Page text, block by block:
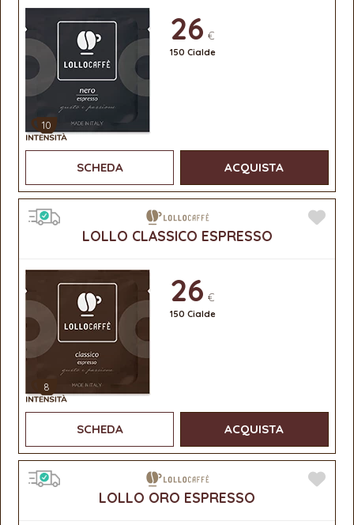
10
26 €
150 Cialde
SCHEDA ACQUISTA
LOLLO CLASSICO ESPRESSO
8
26 €
150 Cialde
SCHEDA ACQUISTA
LOLLO ORO ESPRESSO